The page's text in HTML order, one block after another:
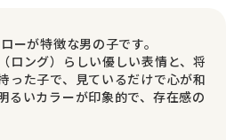
ーが特徴な男の子です。
ロング）らしい優しい表情と、将
った子で、見ているだけで心が和
るいカラーが印象的で、存在感の